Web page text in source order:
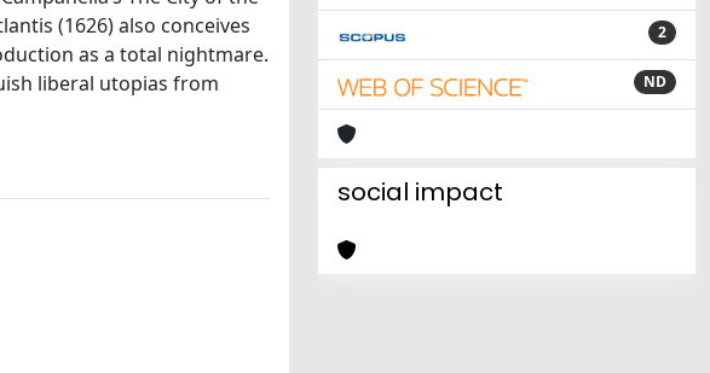
(1626) also conceives
as a total nightmare.
liberal utopias from
2
ND
social impact